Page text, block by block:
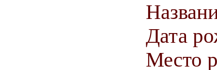
Дата
Место